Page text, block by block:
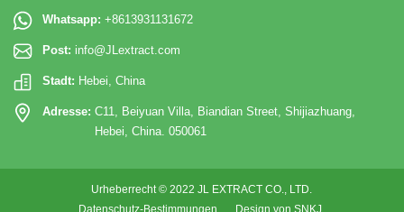
Whatsapp: +8613931131672
Post: info@JLextract.com
Stadt: Hebei, China
Adresse: C11, Beiyuan Villa, Biandian Street, Shijiazhuang,
Hebei, China. 050061
Urheberrecht © 2022 JL EXTRACT CO., LTD.